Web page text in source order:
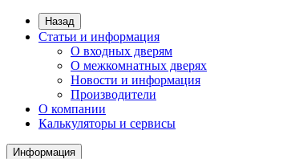
Назад
Статьи и информация
О входных дверям
О межкомнатных дверях
Новости и информация
Производители
О компании
Калькуляторы и сервисы
Информация